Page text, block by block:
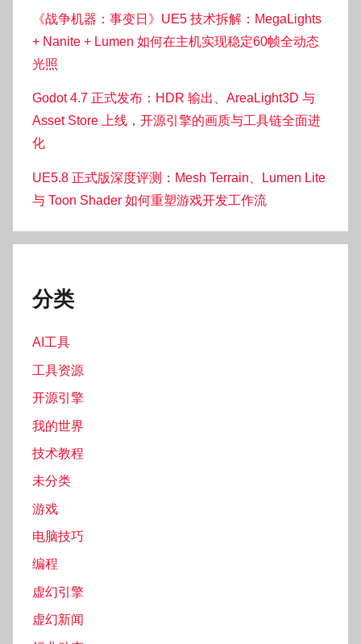
《战争机器：事变日》UE5 技术拆解：MegaLights
+ Nanite + Lumen 如何在主机实现稳定60帧全动态
光照
Godot 4.7 正式发布：HDR 输出、AreaLight3D 与
Asset Store 上线，开源引擎的画质与工具链全面进
化
UE5.8 正式版深度评测：Mesh Terrain、Lumen Lite
与 Toon Shader 如何重塑游戏开发工作流
分类
AI工具
工具资源
开源引擎
我的世界
技术教程
未分类
游戏
电脑技巧
编程
虚幻引擎
虚幻新闻